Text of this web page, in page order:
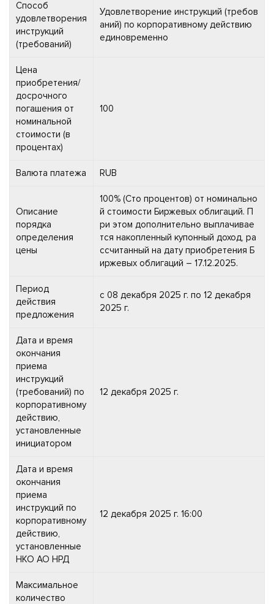
Способ
удовлетворения
инструкций
(требований)
Удовлетворение инструкций (требов
аний) по корпоративному действию
единовременно
Цена
приобретения/
досрочного
погашения от
номинальной
стоимости (в
процентах)
100
Валюта платежа RUB
Описание
порядка
определения
цены
100% (Сто процентов) от номинально
й стоимости Биржевых облигаций. П
ри этом дополнительно выплачивае
тся накопленный купонный доход, ра
ссчитанный на дату приобретения Б
иржевых облигаций – 17.12.2025.
Период
действия
предложения
с 08 декабря 2025 г. по 12 декабря
2025 г.
Дата и время
окончания
приема
инструкций
(требований) по
корпоративному
действию,
установленные
инициатором
12 декабря 2025 г.
Дата и время
окончания
приема
инструкций по
корпоративному
действию,
установленные
НКО АО НРД
12 декабря 2025 г. 16:00
Максимальное
количество